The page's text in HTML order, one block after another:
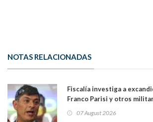
NOTAS RELACIONADAS
Fiscalía investiga a
Franco Parisi y otros
07 August 2026